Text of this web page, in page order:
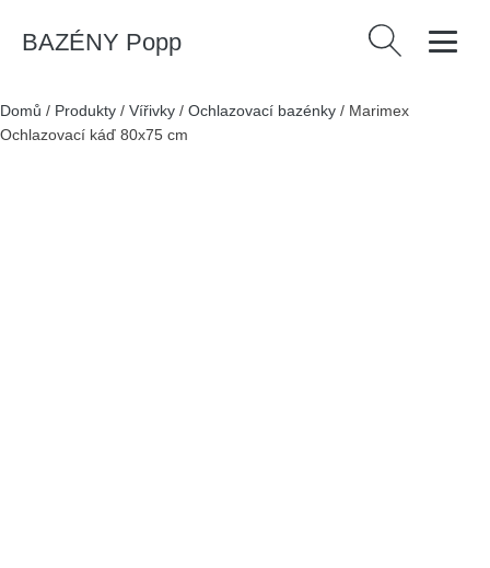
BAZÉNY Popp Vyhledávání
Domů / Produkty / Vířivky / Ochlazovací bazénky / Marimex
Ochlazovací káď 80x75 cm